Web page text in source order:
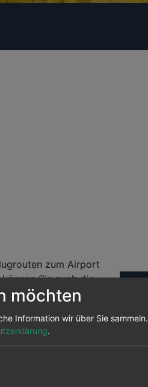
zum Airport
Sie auch die
Preisarchiv
der Flug noch
möchten
Information wir über Sie sammeln.
.